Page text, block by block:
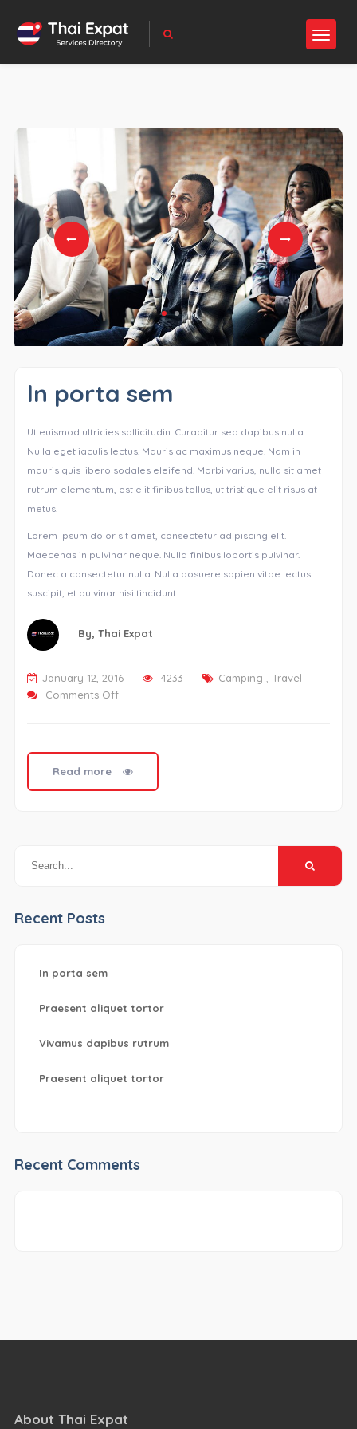
In porta sem
Ut euismod ultricies sollicitudin. Curabitur sed dapibus nulla.
Nulla eget iaculis lectus. Mauris ac maximus neque. Nam in
mauris quis libero sodales eleifend. Morbi varius, nulla sit amet
rutrum elementum, est elit finibus tellus, ut tristique elit risus at
metus.
Lorem ipsum dolor sit amet, consectetur adipiscing elit.
Maecenas in pulvinar neque. Nulla finibus lobortis pulvinar.
Donec a consectetur nulla. Nulla posuere sapien vitae lectus
suscipit, et pulvinar nisi tincidunt…
By, Thai Expat
January 12, 2016 4233 Camping
Travel
Comments Offon
Read more
Recent Posts
In porta sem
Praesent aliquet tortor
Vivamus dapibus rutrum
Praesent aliquet tortor
Recent Comments
About Thai Expat